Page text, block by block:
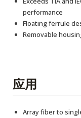
performance
Floating ferrule
Removable
应用
Array fiber to